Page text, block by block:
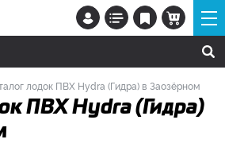
лодок ПВХ Hydra (Гидра) в Заозёрном
ПВХ Hydra (Гидра)